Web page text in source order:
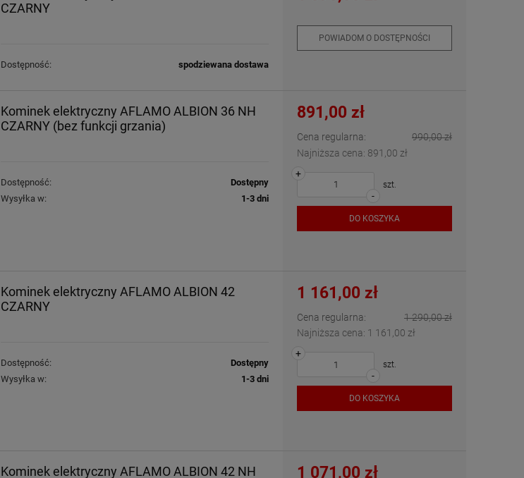
CZARNY
Dostępność: spodziewana dostawa
POWIADOM O DOSTĘPNOŚCI
Kominek elektryczny AFLAMO ALBION 36 NH
CZARNY (bez funkcji grzania)
Dostępność:
Dostępny
Wysyłka w:
1-3 dni
891,00 zł
Cena regularna:
990,00 zł
Najniższa cena: 891,00 zł
-
+
szt.
DO KOSZYKA
Kominek elektryczny AFLAMO ALBION 42
CZARNY
Dostępność:
Dostępny
Wysyłka w:
1-3 dni
1 161,00 zł
Cena regularna:
1 290,00 zł
Najniższa cena: 1 161,00 zł
-
+
szt.
DO KOSZYKA
Kominek elektryczny AFLAMO ALBION 42 NH 1 071,00 zł